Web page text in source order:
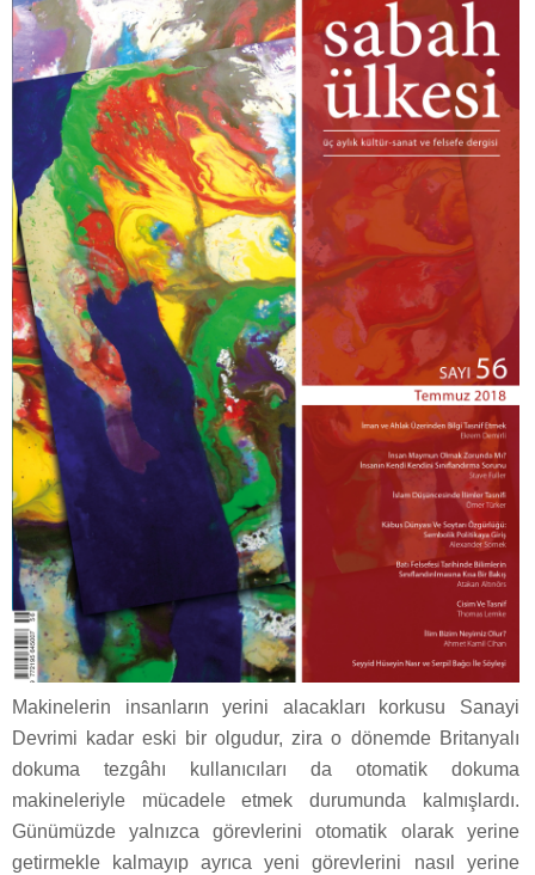
Makinelerin insanların yerini alacakları korkusu Sanayi
Devrimi kadar eski bir olgudur, zira o dönemde Britanyalı
dokuma tezgâhı kullanıcıları da otomatik dokuma
makineleriyle mücadele etmek durumunda kalmışlardı.
Günümüzde yalnızca görevlerini otomatik olarak yerine
getirmekle kalmayıp ayrıca yeni görevlerini nasıl yerine